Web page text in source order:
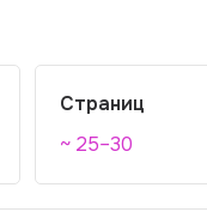
Страниц
~ 25–30